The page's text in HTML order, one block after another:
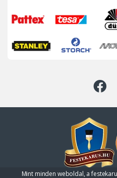
Mint minden weboldal, a